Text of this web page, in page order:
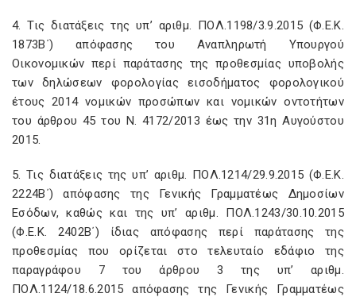
4. Τις διατάξεις της υπ’ αριθμ. ΠΟΛ.1198/3.9.2015 (Φ.Ε.Κ.
1873Β΄) απόφασης του Αναπληρωτή Υπουργού
Οικονομικών περί παράτασης της προθεσμίας υποβολής
των δηλώσεων φορολογίας εισοδήματος φορολογικού
έτους 2014 νομικών προσώπων και νομικών οντοτήτων
του άρθρου 45 του Ν. 4172/2013 έως την 31η Αυγούστου
2015.
5. Τις διατάξεις της υπ’ αριθμ. ΠΟΛ.1214/29.9.2015 (Φ.Ε.Κ.
2224Β΄) απόφασης της Γενικής Γραμματέως Δημοσίων
Εσόδων, καθώς και της υπ’ αριθμ. ΠΟΛ.1243/30.10.2015
(Φ.Ε.Κ. 2402Β΄) ίδιας απόφασης περί παράτασης της
προθεσμίας που ορίζεται στο τελευταίο εδάφιο της
παραγράφου 7 του άρθρου 3 της υπ’ αριθμ.
ΠΟΛ.1124/18.6.2015 απόφασης της Γενικής Γραμματέως